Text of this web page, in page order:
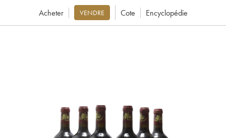
Acheter VENDRE Cote Encyclopédie